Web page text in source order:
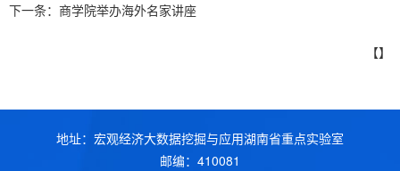
下一条： 商学院举办海外名家讲座
【】
地址：宏观经济大数据挖掘与应用湖南省重点实验室
邮编：410081